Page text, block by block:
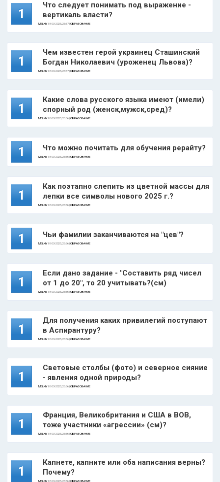
1
Что следует понимать под выражение -
вертикаль власти?
MELKIY18-03-2025, 23:37 |ОБРАЗОВАНИЕ
1
Чем известен герой украинец Сташинский
Богдан Николаевич (уроженец Львова)?
MELKIY18-03-2025, 23:37 |ОБРАЗОВАНИЕ
1
Какие слова русского языка имеют (имели)
спорный род (женск,мужск,сред)?
MELKIY18-03-2025, 23:36 |ОБРАЗОВАНИЕ
1 Что можно почитать для обучения рерайту?
MELKIY18-03-2025, 23:36 |ОБРАЗОВАНИЕ
1
Как поэтапно слепить из цветной массы для
лепки все символы нового 2025 г.?
MELKIY18-03-2025, 23:36 |ОБРАЗОВАНИЕ
1 Чьи фамилии заканчиваются на "цев"?
MELKIY18-03-2025, 23:36 |ОБРАЗОВАНИЕ
1
Если дано задание - "Составить ряд чисел
от 1 до 20", то 20 учитывать?(см)
MELKIY18-03-2025, 23:36 |ОБРАЗОВАНИЕ
1
Для получения каких привилегий поступают
в Аспирантуру?
MELKIY18-03-2025, 23:36 |ОБРАЗОВАНИЕ
1
Световые столбы (фото) и северное сияние
- явления одной природы?
MELKIY18-03-2025, 23:36 |ОБРАЗОВАНИЕ
1
Франция, Великобритания и США в ВОВ,
тоже участники «агрессии» (см)?
MELKIY18-03-2025, 23:36 |ОБРАЗОВАНИЕ
1
Капнете, капните или оба написания верны?
Почему?
MELKIY18-03-2025, 23:36 |ОБРАЗОВАНИЕ